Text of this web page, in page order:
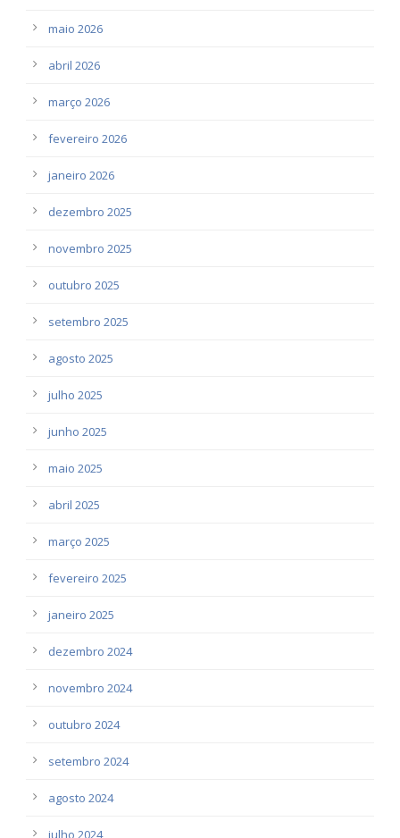
maio 2026
abril 2026
março 2026
fevereiro 2026
janeiro 2026
dezembro 2025
novembro 2025
outubro 2025
setembro 2025
agosto 2025
julho 2025
junho 2025
maio 2025
abril 2025
março 2025
fevereiro 2025
janeiro 2025
dezembro 2024
novembro 2024
outubro 2024
setembro 2024
agosto 2024
julho 2024